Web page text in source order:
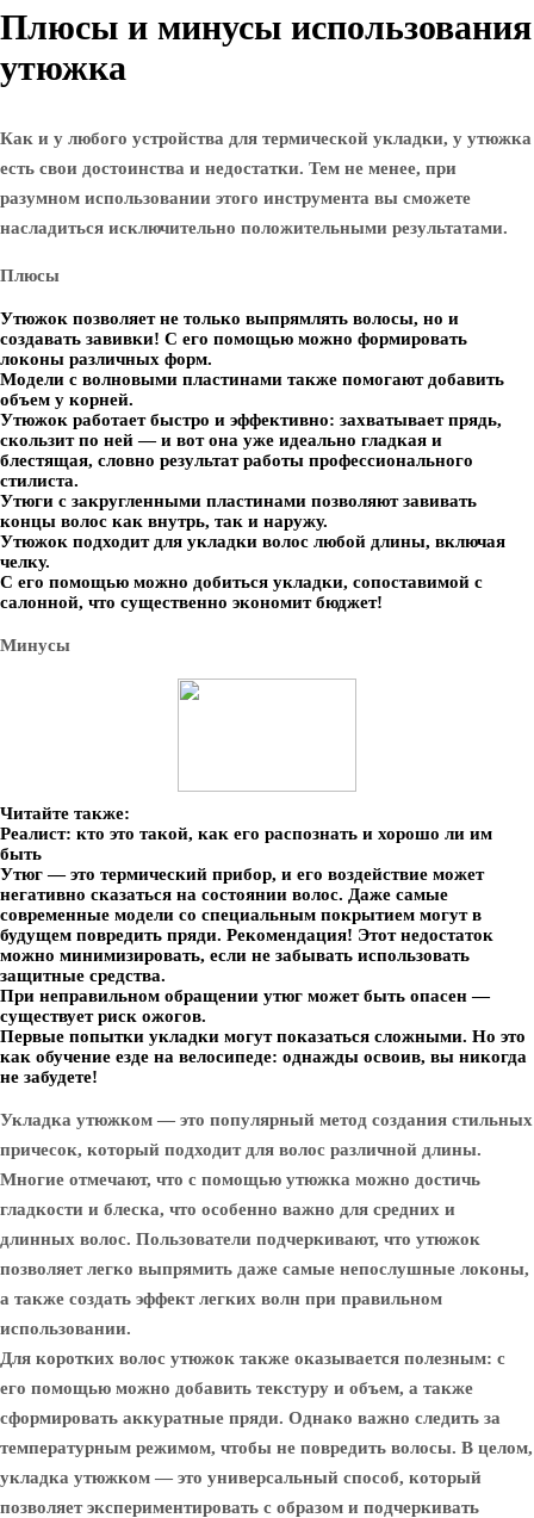
Плюсы и минусы использования
утюжка
Как и у любого устройства для термической укладки, у утюжка
есть свои достоинства и недостатки. Тем не менее, при
разумном использовании этого инструмента вы сможете
насладиться исключительно положительными результатами.
Плюсы
Утюжок позволяет не только выпрямлять волосы, но и
создавать завивки! С его помощью можно формировать
локоны различных форм.
Модели с волновыми пластинами также помогают добавить
объем у корней.
Утюжок работает быстро и эффективно: захватывает прядь,
скользит по ней — и вот она уже идеально гладкая и
блестящая, словно результат работы профессионального
стилиста.
Утюги с закругленными пластинами позволяют завивать
концы волос как внутрь, так и наружу.
Утюжок подходит для укладки волос любой длины, включая
челку.
С его помощью можно добиться укладки, сопоставимой с
салонной, что существенно экономит бюджет!
Минусы
Читайте также:
Реалист: кто это такой, как его распознать и хорошо ли им
быть
Утюг — это термический прибор, и его воздействие может
негативно сказаться на состоянии волос. Даже самые
современные модели со специальным покрытием могут в
будущем повредить пряди. Рекомендация! Этот недостаток
можно минимизировать, если не забывать использовать
защитные средства.
При неправильном обращении утюг может быть опасен —
существует риск ожогов.
Первые попытки укладки могут показаться сложными. Но это
как обучение езде на велосипеде: однажды освоив, вы никогда
не забудете!
Укладка утюжком — это популярный метод создания стильных
причесок, который подходит для волос различной длины.
Многие отмечают, что с помощью утюжка можно достичь
гладкости и блеска, что особенно важно для средних и
длинных волос. Пользователи подчеркивают, что утюжок
позволяет легко выпрямить даже самые непослушные локоны,
а также создать эффект легких волн при правильном
использовании.
Для коротких волос утюжок также оказывается полезным: с
его помощью можно добавить текстуру и объем, а также
сформировать аккуратные пряди. Однако важно следить за
температурным режимом, чтобы не повредить волосы. В целом,
укладка утюжком — это универсальный способ, который
позволяет экспериментировать с образом и подчеркивать